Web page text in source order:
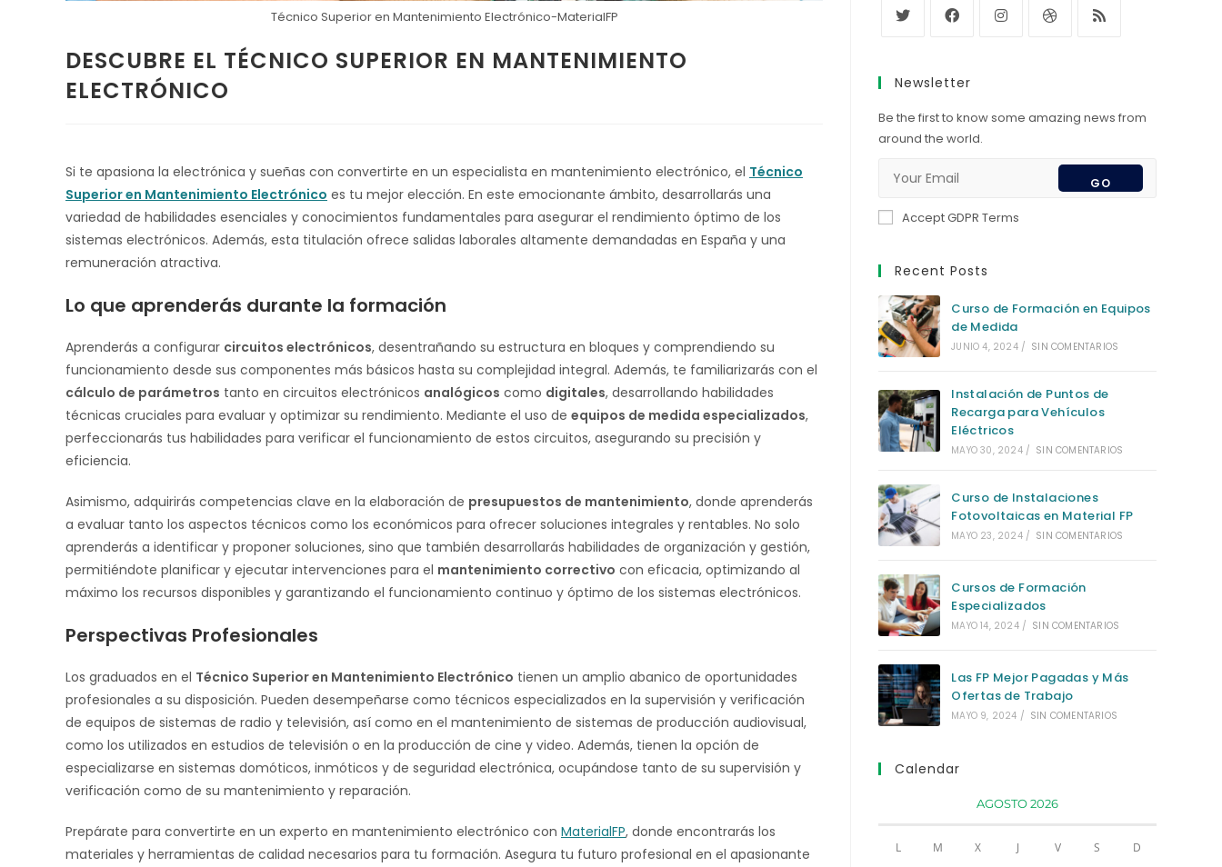
Técnico Superior en Mantenimiento Electrónico-MaterialFP
DESCUBRE EL TÉCNICO SUPERIOR EN MANTENIMIENTO
ELECTRÓNICO
Si te apasiona la electrónica y sueñas con convertirte en un especialista en mantenimiento electrónico, el Técnico
Superior en Mantenimiento Electrónico es tu mejor elección. En este emocionante ámbito, desarrollarás una
variedad de habilidades esenciales y conocimientos fundamentales para asegurar el rendimiento óptimo de los
sistemas electrónicos. Además, esta titulación ofrece salidas laborales altamente demandadas en España y una
remuneración atractiva.
Lo que aprenderás durante la formación
Aprenderás a configurar circuitos electrónicos, desentrañando su estructura en bloques y comprendiendo su
funcionamiento desde sus componentes más básicos hasta su complejidad integral. Además, te familiarizarás con el
cálculo de parámetros tanto en circuitos electrónicos analógicos como digitales, desarrollando habilidades
técnicas cruciales para evaluar y optimizar su rendimiento. Mediante el uso de equipos de medida especializados,
perfeccionarás tus habilidades para verificar el funcionamiento de estos circuitos, asegurando su precisión y
eficiencia.
Asimismo, adquirirás competencias clave en la elaboración de presupuestos de mantenimiento, donde aprenderás
a evaluar tanto los aspectos técnicos como los económicos para ofrecer soluciones integrales y rentables. No solo
aprenderás a identificar y proponer soluciones, sino que también desarrollarás habilidades de organización y gestión,
permitiéndote planificar y ejecutar intervenciones para el mantenimiento correctivo con eficacia, optimizando al
máximo los recursos disponibles y garantizando el funcionamiento continuo y óptimo de los sistemas electrónicos.
Perspectivas Profesionales
Los graduados en el Técnico Superior en Mantenimiento Electrónico tienen un amplio abanico de oportunidades
profesionales a su disposición. Pueden desempeñarse como técnicos especializados en la supervisión y verificación
de equipos de sistemas de radio y televisión, así como en el mantenimiento de sistemas de producción audiovisual,
como los utilizados en estudios de televisión o en la producción de cine y video. Además, tienen la opción de
especializarse en sistemas domóticos, inmóticos y de seguridad electrónica, ocupándose tanto de su supervisión y
verificación como de su mantenimiento y reparación.
Prepárate para convertirte en un experto en mantenimiento electrónico con MaterialFP, donde encontrarás los
materiales y herramientas de calidad necesarios para tu formación. Asegura tu futuro profesional en el apasionante
Newsletter
Be the first to know some amazing news from
around the world.
GO
Accept GDPR Terms
Recent Posts
Curso de Formación en Equipos
de Medida
JUNIO 4, 2024 / SIN COMENTARIOS
Instalación de Puntos de
Recarga para Vehículos
Eléctricos
MAYO 30, 2024 / SIN COMENTARIOS
Curso de Instalaciones
Fotovoltaicas en Material FP
MAYO 23, 2024 / SIN COMENTARIOS
Cursos de Formación
Especializados
MAYO 14, 2024 / SIN COMENTARIOS
Las FP Mejor Pagadas y Más
Ofertas de Trabajo
MAYO 9, 2024 / SIN COMENTARIOS
Calendar
AGOSTO 2026
L M X J V S D